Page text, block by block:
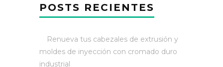
POSTS RECIENTES
Renueva tus cabezales de extrusión y
moldes de inyección con cromado duro
industrial